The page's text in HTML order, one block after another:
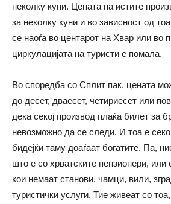
неколку куни. Цената на истите
за неколку куни и во зависност од
се наоѓа во центарот на Хвар или во
циркулацијата на туристи е помала.
Во споредба со Сплит пак, цената
до десет, дваесет, четириесет или
дека секој производ плаќа билет за
невозможно да се следи. И тоа е
бидејќи таму доаѓаат богатите. Па,
што е со хрватските пензионери, или
кои немаат станови, чамци, вили,
туристички услуги. Тие живеат со